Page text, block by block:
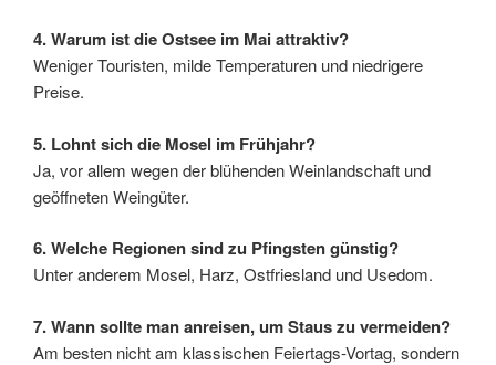
4. Warum ist die Ostsee im Mai attraktiv?
Weniger Touristen, milde Temperaturen und niedrigere
Preise.
5. Lohnt sich die Mosel im Frühjahr?
Ja, vor allem wegen der blühenden Weinlandschaft und
geöffneten Weingüter.
6. Welche Regionen sind zu Pfingsten günstig?
Unter anderem Mosel, Harz, Ostfriesland und Usedom.
7. Wann sollte man anreisen, um Staus zu vermeiden?
Am besten nicht am klassischen Feiertags-Vortag, sondern